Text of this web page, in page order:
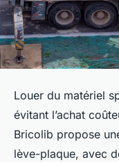
Louer du matériel
évitant l’achat
Bricolib propose
lève-plaque, avec